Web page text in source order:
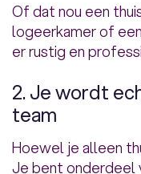
Of dat nou een
logeerkamer of
er rustig en
2. Je wordt
team
Hoewel je alleen
Je bent onderdeel